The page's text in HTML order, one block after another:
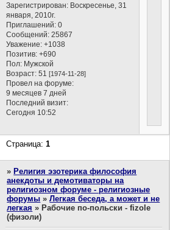
Зарегистрирован: Воскресенье, 31
января, 2010г.
Приглашений: 0
Сообщений: 25867
Уважение: +1038
Позитив: +690
Пол: Мужской
Возраст: 51[1974-11-28]
Провел на форуме:
9 месяцев 7 дней
Последний визит:
Сегодня 10:52
Страница:1
» Религия эзотерика философия
анекдоты и демотиваторы на
религиозном форуме - религиозные
форумы »Легкая беседа, а может и не
легкая » Рабочие по-польски - fizole
(физоли)